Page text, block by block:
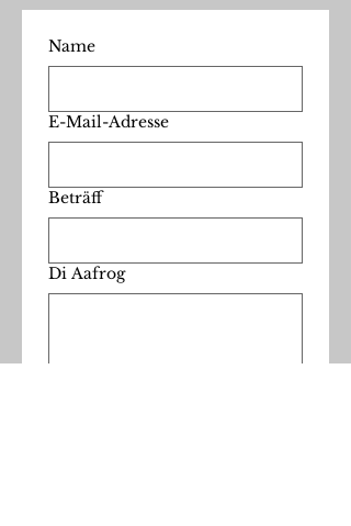
Name
E-Mail-Adresse
Beträff
Di Aafrog